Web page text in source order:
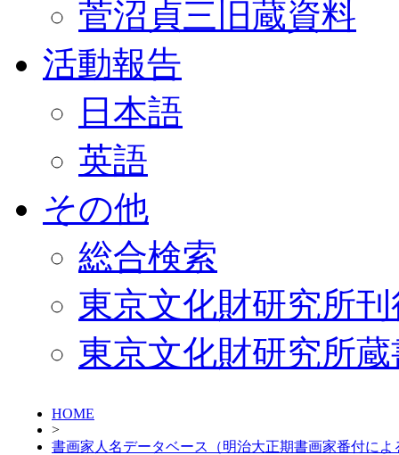
菅沼貞三旧蔵資料
活動報告
日本語
英語
その他
総合検索
東京文化財研究所
東京文化財研究所
HOME
>
書画家人名データベース（明治大正期書画家番付によ